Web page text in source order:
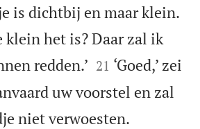
is dichtbij en maar klein.
klein het is? Daar zal ik
redden.’ 

21 ‘Goed,’ zei
uw voorstel en zal
niet verwoesten.